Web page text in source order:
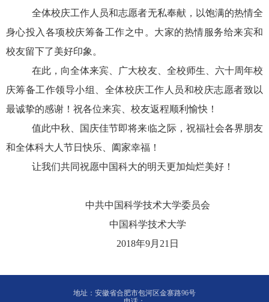
全体校庆工作人员和志愿者无私奉献，以饱满的热情全
身心投入各项校庆筹备工作之中。大家的热情服务给来宾和
校友留下了美好印象。
在此，向全体来宾、广大校友、全校师生、六十周年校
庆筹备工作领导小组、全体校庆工作人员和校庆志愿者致以
最诚挚的感谢！祝各位来宾、校友返程顺利愉快！
值此中秋、国庆佳节即将来临之际，祝福社会各界朋友
和全体科大人节日快乐、阖家幸福！
让我们共同祝愿中国科大的明天更加灿烂美好 ！
中共中国科学技术大学委员会
中国科学技术大学
2018年9月21日
地址：安徽省合肥市包河区金寨路96号